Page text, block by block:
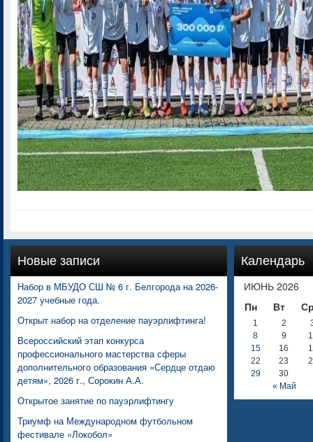
Новые записи
Набор в МБУДО СШ № 6 г. Белгорода на 2026-
2027 учебные года.
Открыт набор на отделение пауэрлифтинга!
Всероссийский этап конкурса
профессионального мастерства сферы
дополнительного образования «Сердце отдаю
детям», 2026 г., Сорокин А.А.
Открытое занятие по пауэрлифтингу
Триумф на Международном футбольном
фестивале «Локобол»
Календарь
ИЮНЬ 2026
Пн
Вт
« Май
1 2
8
9
15
16
22
23
29
30